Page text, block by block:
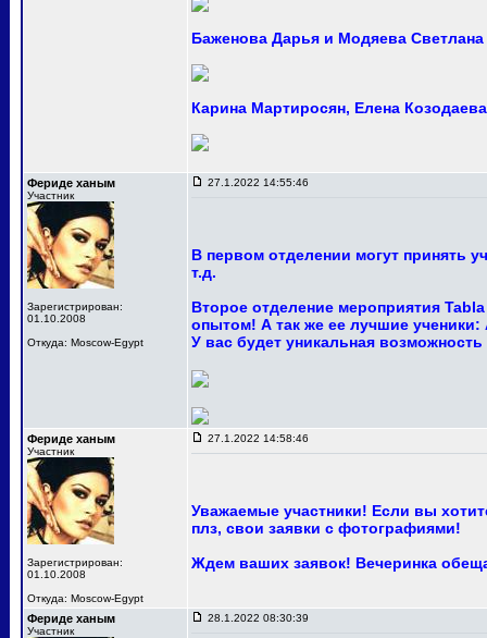
Баженова Дарья и Модяева Светлана
Карина Мартиросян, Елена
Фериде ханым
Участник
Зарегистрирован:
01.10.2008
Откуда: Moscow-Egypt
27.1.2022 14:55:46
В первом отделении могут принять
т.д.
Второе отделение мероприятия
опытом! А так же ее лучшие
У вас будет уникальная
Фериде ханым
Участник
Зарегистрирован:
01.10.2008
Откуда: Moscow-Egypt
27.1.2022 14:58:46
Уважаемые участники! Если вы
плз, свои заявки с фотографиями!
Ждем ваших заявок! Вечеринка
Фериде ханым
Участник
28.1.2022 08:30:39